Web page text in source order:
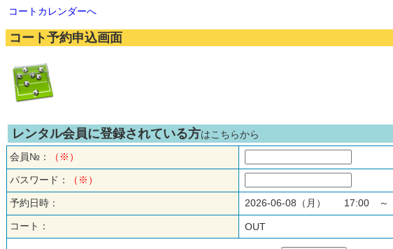
コートカレンダーへ
コート予約申込画面
レンタル会員に登録されている方はこちらから
会員№：
（※）
パスワード： （※）
予約日時： 2026-06-08（月） 17:00 ～
コート： OUT